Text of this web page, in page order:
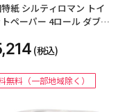
紙 シルティロマン トイ
ペーパー 4ロール ダブル
(税込)
無料（一部地域除く）